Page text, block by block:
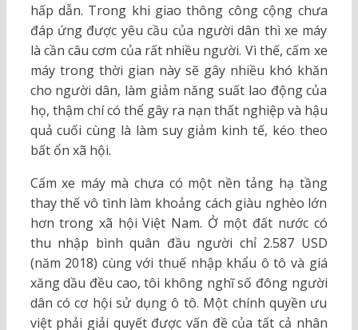
hấp dẫn. Trong khi giao thông công cộng chưa
đáp ứng được yêu cầu của người dân thì xe máy
là cần câu cơm của rất nhiều người. Vì thế, cấm xe
máy trong thời gian này sẽ gây nhiều khó khăn
cho người dân, làm giảm năng suất lao động của
họ, thậm chí có thể gây ra nạn thất nghiệp và hậu
quả cuối cùng là làm suy giảm kinh tế, kéo theo
bất ổn xã hội.
Cấm xe máy mà chưa có một nền tảng hạ tầng
thay thế vô tình làm khoảng cách giàu nghèo lớn
hơn trong xã hội Việt Nam. Ở một đất nước có
thu nhập bình quân đầu người chỉ 2.587 USD
(năm 2018) cùng với thuế nhập khẩu ô tô và giá
xăng dầu đều cao, tôi không nghĩ số đông người
dân có cơ hội sử dụng ô tô. Một chính quyền ưu
việt phải giải quyết được vấn đề của tất cả nhân